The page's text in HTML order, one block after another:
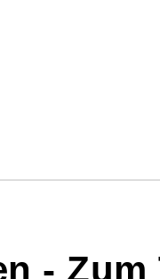
- Zum